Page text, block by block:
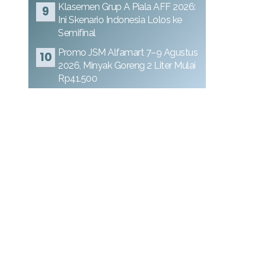
Klasemen Grup A Piala AFF 2026:
Ini Skenario Indonesia Lolos ke
Semifinal
Promo JSM Alfamart 7–9 Agustus
2026, Minyak Goreng 2 Liter Mulai
Rp41.500